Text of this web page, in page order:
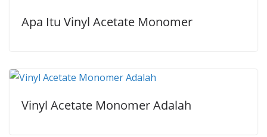
Apa Itu Vinyl Acetate Monomer
Vinyl Acetate Monomer Adalah